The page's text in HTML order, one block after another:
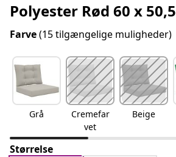
Polyester Rød 60 x
Farve(15 tilgængelige muligheder)
Grå
Cremefar
vet
Beige
Størrelse